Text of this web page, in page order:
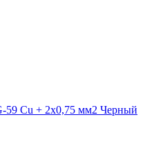
59 Cu + 2x0,75 мм2 Черный